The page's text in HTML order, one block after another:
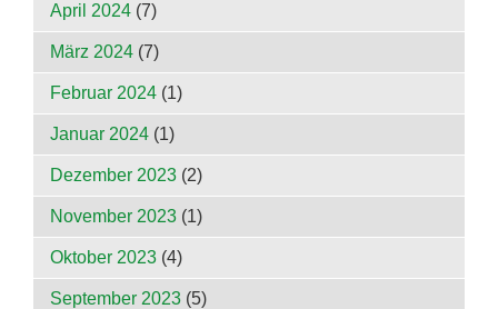
April 2024 (7)
März 2024 (7)
Februar 2024 (1)
Januar 2024 (1)
Dezember 2023 (2)
November 2023 (1)
Oktober 2023 (4)
September 2023 (5)